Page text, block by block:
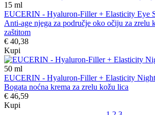
15 ml
EUCERIN - Hyaluron-Filler + Elasticity Eye
Anti-age njega za područje oko očiju za
zaštitom
€ 40,38
Kupi
50 ml
EUCERIN - Hyaluron-Filler + Elasticity Night
Bogata noćna krema za zrelu kožu lica
€ 46,59
Kupi